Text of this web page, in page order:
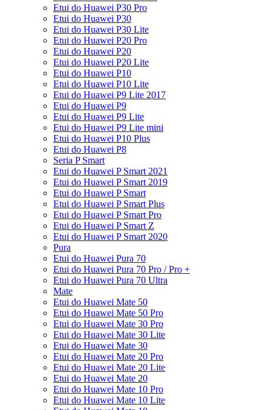
Etui do Huawei P30 Pro
Etui do Huawei P30
Etui do Huawei P30 Lite
Etui do Huawei P20 Pro
Etui do Huawei P20
Etui do Huawei P20 Lite
Etui do Huawei P10
Etui do Huawei P10 Lite
Etui do Huawei P9 Lite 2017
Etui do Huawei P9
Etui do Huawei P9 Lite
Etui do Huawei P9 Lite mini
Etui do Huawei P10 Plus
Etui do Huawei P8
Seria P Smart
Etui do Huawei P Smart 2021
Etui do Huawei P Smart 2019
Etui do Huawei P Smart
Etui do Huawei P Smart Plus
Etui do Huawei P Smart Pro
Etui do Huawei P Smart Z
Etui do Huawei P Smart 2020
Pura
Etui do Huawei Pura 70
Etui do Huawei Pura 70 Pro / Pro +
Etui do Huawei Pura 70 Ultra
Mate
Etui do Huawei Mate 50
Etui do Huawei Mate 50 Pro
Etui do Huawei Mate 30 Pro
Etui do Huawei Mate 30 Lite
Etui do Huawei Mate 30
Etui do Huawei Mate 20 Pro
Etui do Huawei Mate 20 Lite
Etui do Huawei Mate 20
Etui do Huawei Mate 10 Pro
Etui do Huawei Mate 10 Lite